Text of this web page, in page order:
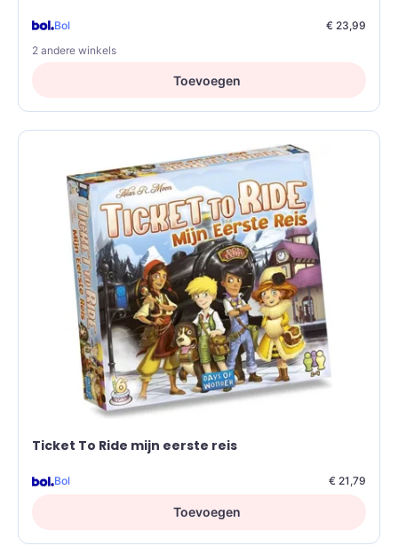
Bol
€ 23,99
2 andere winkels
Toevoegen
Ticket To Ride mijn eerste reis
Bol € 21,79
Toevoegen